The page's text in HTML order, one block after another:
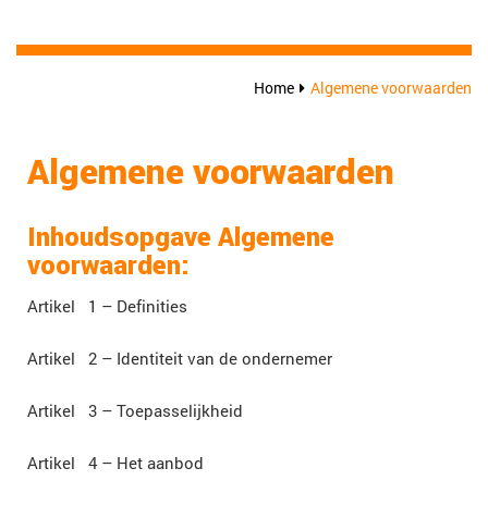
Home Algemene voorwaarden
Algemene voorwaarden
Inhoudsopgave Algemene
voorwaarden:
Artikel 1 – Definities
Artikel 2 – Identiteit van de ondernemer
Artikel 3 – Toepasselijkheid
Artikel 4 – Het aanbod